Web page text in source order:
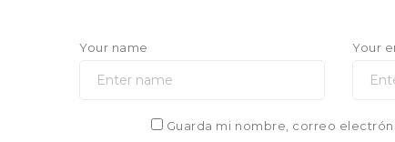
Your name Your
Guarda mi nombre, correo